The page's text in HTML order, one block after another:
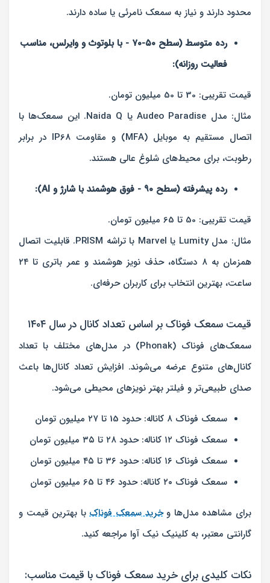
محدود دارند و نیاز به سمعک نامرئی یا ساده دارند.
رده متوسط (سطح ۵۰-۷۰ - با بلوتوث و وایرلس، مناسب
فعالیت روزانه):
قیمت تقریبی: 30 تا 50 میلیون تومان.
مثال: مدل Audeo Paradise یا Naida Q. این سمعک‌ها با
اتصال مستقیم به موبایل (MFA) و مقاومت IP68 در برابر
رطوبت، برای محیط‌های شلوغ عالی هستند.
رده پیشرفته (سطح ۹۰ - فوق هوشمند با شارژ و AI):
قیمت تقریبی: 50 تا 65 میلیون تومان.
مثال: مدل Lumity یا Marvel با تراشه PRISM. قابلیت اتصال
همزمان به ۸ دستگاه، حذف نویز هوشمند و عمر باتری تا ۲۴
ساعت، بهترین انتخاب برای کاربران حرفه‌ای.
قیمت سمعک فوناک بر اساس تعداد کانال در سال ۱۴۰۴
سمعک‌های فوناک (Phonak) در مدل‌های مختلف با تعداد
کانال‌های متنوع عرضه می‌شوند. افزایش تعداد کانال‌ها باعث
صدای طبیعی‌تر و فیلتر بهتر نویزهای محیطی می‌شود.
سمعک فوناک ۸ کاناله:
حدود 15 تا ۲۷ میلیون تومان
سمعک فوناک ۱۲ کاناله:
حدود ۲۸ تا ۳۵ میلیون تومان
سمعک فوناک ۱۶ کاناله:
حدود ۳۶ تا ۴۵ میلیون تومان
سمعک فوناک ۲۰ کاناله:
حدود ۴۶ تا 65 میلیون تومان
برای مشاهده مدل‌ها وخرید سمعک فوناکبا بهترین قیمت و
گارانتی معتبر، به کلینیک نیک آوا مراجعه کنید.
نکات کلیدی برای خرید سمعک فوناک با قیمت مناسب: